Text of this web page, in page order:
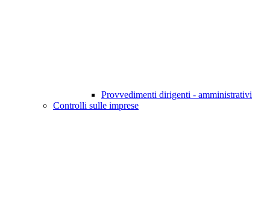
Provvedimenti dirigenti - amministrativi
Controlli sulle imprese